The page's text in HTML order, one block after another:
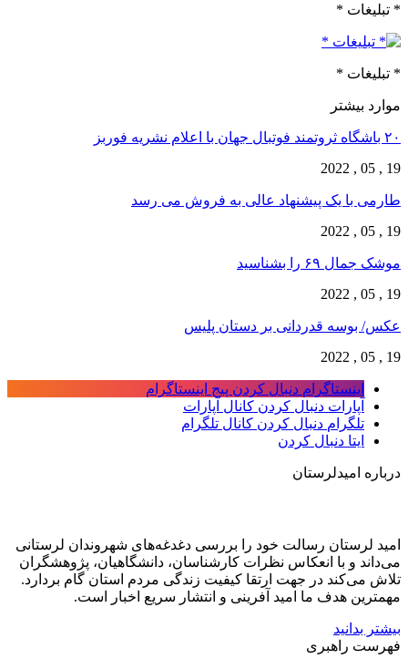
* تبلیغات *
* تبلیغات *
موارد بیشتر
۲۰ باشگاه ثروتمند فوتبال جهان با اعلام نشریه فوربز
19 , 05 , 2022
طارمی با یک پیشنهاد عالی به فروش می رسد
19 , 05 , 2022
موشک جمال ۶۹ را بشناسید
19 , 05 , 2022
عکس/ بوسه قدردانی بر دستان پلیس
19 , 05 , 2022
اینستاگرام دنبال کردن پیج اینستاگرام
آپارات دنبال کردن کانال آپارات
تلگرام دنبال کردن کانال تلگرام
ایتا دنبال کردن
درباره امیدلرستان
امید لرستان رسالت خود را بررسی دغدغه‌های شهروندان لرستانی
می‌داند و با انعکاس نظرات کارشناسان، دانشگاهیان، پژوهشگران
تلاش می‌کند در جهت ارتقا کیفیت زندگی مردم استان گام بردارد.
مهمترین هدف ما امید آفرینی و انتشار سریع اخبار است.
بیشتر بدانید
فهرست راهبری